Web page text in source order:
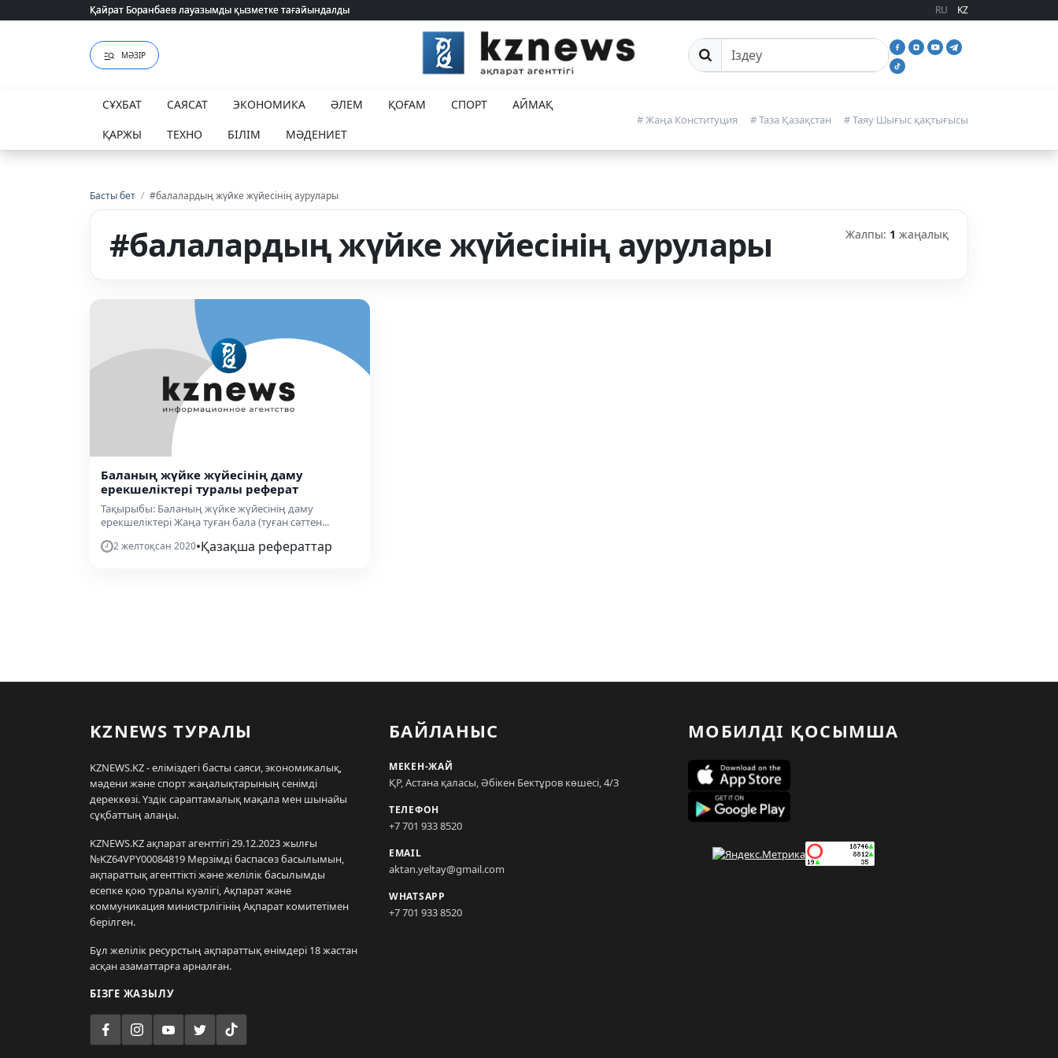
Қайрат Боранбаев лауазымды қызметке тағайындалды
Қайрат Боранбаев лауазымды қызметке тағайындалды RU KZ
МӘЗІР Сайттан іздеу
СҰХБАТ САЯСАТ ЭКОНОМИКА ӘЛЕМ ҚОҒАМ СПОРТ
АЙМАҚ
ҚАРЖЫ
ТЕХНО БІЛІМ МӘДЕНИЕТ
# Жаңа Конституция # Таза Қазақстан # Таяу Шығыс қақтығысы
Басты бет / #балалардың жүйке жүйесінің аурулары
#балалардың жүйке жүйесінің аурулары Жалпы: 1 жаңалық
Баланың жүйке жүйесінің даму
ерекшеліктері туралы реферат
Тақырыбы: Баланың жүйке жүйесінің даму
ерекшеліктері Жаңа туған бала (туған сәттен...
2 желтоқсан 2020•Қазақша рефераттар
KZNEWS ТУРАЛЫ
KZNEWS.KZ - еліміздегі басты саяси, экономикалық,
мәдени және спорт жаңалықтарының сенімді
дереккөзі. Үздік сараптамалық мақала мен шынайы
сұқбаттың алаңы.
KZNEWS.KZ ақпарат агенттігі 29.12.2023 жылғы
№KZ64VPY00084819 Мерзімді баспасөз басылымын,
ақпараттық агенттікті және желілік басылымды
есепке қою туралы куәлігі, Ақпарат және
коммуникация министрлігінің Ақпарат комитетімен
берілген.
Бұл желілік ресурстың ақпараттық өнімдері 18 жастан
асқан азаматтарға арналған.
БІЗГЕ ЖАЗЫЛУ
БАЙЛАНЫС
МЕКЕН-ЖАЙ
ҚР, Астана қаласы, Әбікен Бектұров көшесі, 4/3
ТЕЛЕФОН
+7 701 933 8520
EMAIL
aktan.yeltay@gmail.com
WHATSAPP
+7 701 933 8520
МОБИЛДІ ҚОСЫМША